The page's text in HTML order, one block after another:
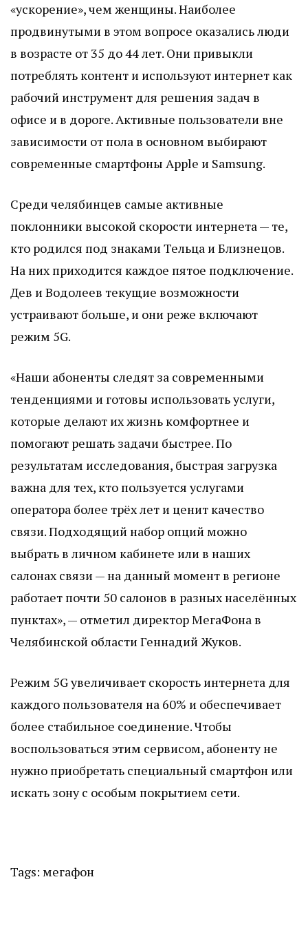
«ускорение», чем женщины. Наиболее
продвинутыми в этом вопросе оказались люди
в возрасте от 35 до 44 лет. Они привыкли
потреблять контент и используют интернет как
рабочий инструмент для решения задач в
офисе и в дороге. Активные пользователи вне
зависимости от пола в основном выбирают
современные смартфоны Apple и Samsung.
Среди челябинцев самые активные
поклонники высокой скорости интернета — те,
кто родился под знаками Тельца и Близнецов.
На них приходится каждое пятое подключение.
Дев и Водолеев текущие возможности
устраивают больше, и они реже включают
режим 5G.
«Наши абоненты следят за современными
тенденциями и готовы использовать услуги,
которые делают их жизнь комфортнее и
помогают решать задачи быстрее. По
результатам исследования, быстрая загрузка
важна для тех, кто пользуется услугами
оператора более трёх лет и ценит качество
связи. Подходящий набор опций можно
выбрать в личном кабинете или в наших
салонах связи — на данный момент в регионе
работает почти 50 салонов в разных населённых
пунктах», — отметил директор МегаФона в
Челябинской области Геннадий Жуков.
Режим 5G увеличивает скорость интернета для
каждого пользователя на 60% и обеспечивает
более стабильное соединение. Чтобы
воспользоваться этим сервисом, абоненту не
нужно приобретать специальный смартфон или
искать зону с особым покрытием сети.
Tags: мегафон